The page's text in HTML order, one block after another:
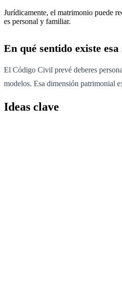
Jurídicamente, el matrimonio puede
es personal y familiar.
En qué sentido existe esa
El Código Civil prevé deberes
modelos. Esa dimensión patrimonial
Ideas clave